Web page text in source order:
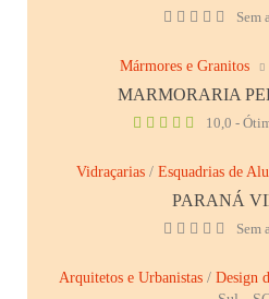
Sem
Mármores e Granitos
MARMORARIA
10,0 -
Vidraçarias / Esquadrias de
PARANÁ
Sem
Arquitetos e Urbanistas/ Design